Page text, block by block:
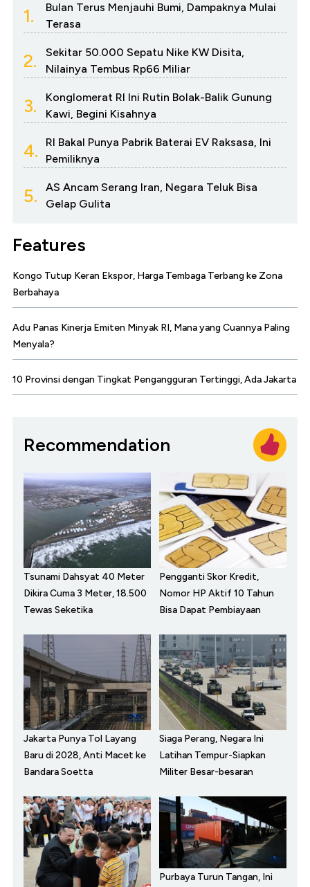
1.
Bulan Terus Menjauhi Bumi, Dampaknya Mulai
Terasa
2.
Sekitar 50.000 Sepatu Nike KW Disita,
Nilainya Tembus Rp66 Miliar
3.
Konglomerat RI Ini Rutin Bolak-Balik Gunung
Kawi, Begini Kisahnya
4.
RI Bakal Punya Pabrik Baterai EV Raksasa, Ini
Pemiliknya
5.
AS Ancam Serang Iran, Negara Teluk Bisa
Gelap Gulita
Features
Kongo Tutup Keran Ekspor, Harga Tembaga Terbang ke Zona
Berbahaya
Adu Panas Kinerja Emiten Minyak RI, Mana yang Cuannya Paling
Menyala?
10 Provinsi dengan Tingkat Pengangguran Tertinggi, Ada Jakarta
Recommendation
Tsunami Dahsyat 40 Meter
Dikira Cuma 3 Meter, 18.500
Tewas Seketika
Pengganti Skor Kredit,
Nomor HP Aktif 10 Tahun
Bisa Dapat Pembiayaan
Jakarta Punya Tol Layang
Baru di 2028, Anti Macet ke
Bandara Soetta
Siaga Perang, Negara Ini
Latihan Tempur-Siapkan
Militer Besar-besaran
Purbaya Turun Tangan, Ini